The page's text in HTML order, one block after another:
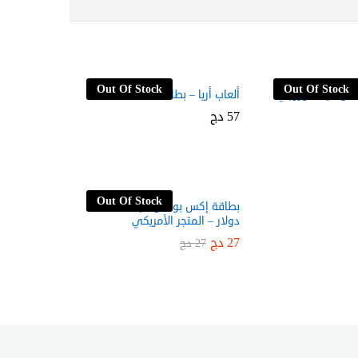
Out Of Stockألعاب أريا – بطاقة 5500 نقطة
57 دج 57 دج
Out Of Stock
لايف أوروبي
Out Of Stock
بطاقة إكس بوكس لايف فئة 25
دولار – المتجر الأمريكي
27دج 27 دج 27دج 27 دج